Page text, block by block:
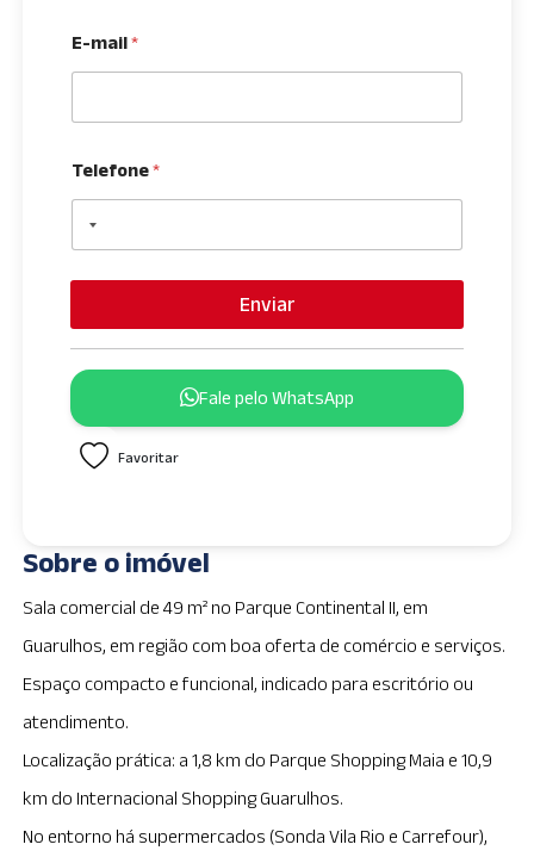
E-mail*
Telefone*
Enviar
Fale pelo WhatsApp
Favoritar
Sobre o imóvel
Sala comercial de 49 m² no Parque Continental II, em
Guarulhos, em região com boa oferta de comércio e serviços.
Espaço compacto e funcional, indicado para escritório ou
atendimento.
Localização prática: a 1,8 km do Parque Shopping Maia e 10,9
km do Internacional Shopping Guarulhos.
No entorno há supermercados (Sonda Vila Rio e Carrefour),